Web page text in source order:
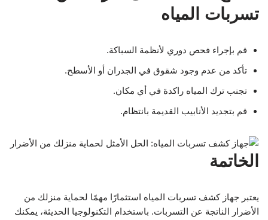
تسربات المياه
قم بإجراء فحص دوري لأنظمة السباكة.
تأكد من عدم وجود شقوق في الجدران أو الأسطح.
تجنب ترك المياه راكدة في أي مكان.
قم بتجديد الأنابيب القديمة بانتظام.
الخاتمة
يعتبر جهاز كشف تسربات المياه استثمارًا مهمًا لحماية منزلك من
الأضرار الناتجة عن التسربات. باستخدام التكنولوجيا الحديثة، يمكنك